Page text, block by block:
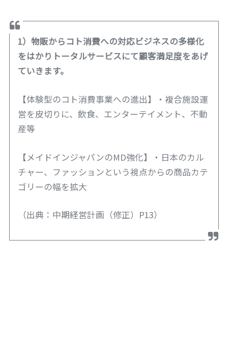
1）物販からコト消費への対応ビジネスの多様化
をはかりトータルサービスにて顧客満足度をあげ
ていきます。
【体験型のコト消費事業への進出】・複合施設運
営を皮切りに、飲食、エンターテイメント、不動
産等
【メイドインジャパンのMD強化】・日本のカル
チャー、ファッションという視点からの商品カテ
ゴリーの幅を拡大
（出典：中期経営計画（修正）P13）